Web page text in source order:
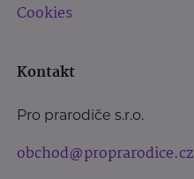
Cookies
Kontakt
Pro prarodiče s.r.o.
obchod@proprarodice.cz